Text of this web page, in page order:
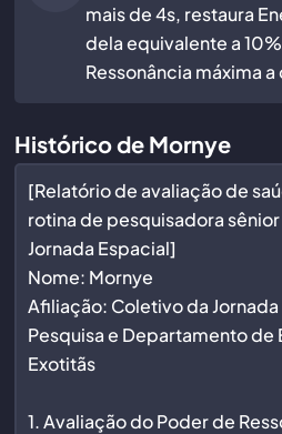
mais de 4s, restaura
dela equivalente a
Ressonância máxima
Histórico de Mornye
[Relatório de avaliação de
rotina de pesquisadora
Jornada Espacial]
Nome: Mornye
Afiliação: Coletivo da
Pesquisa e Departamento de
Exotitãs
1. Avaliação do Poder de